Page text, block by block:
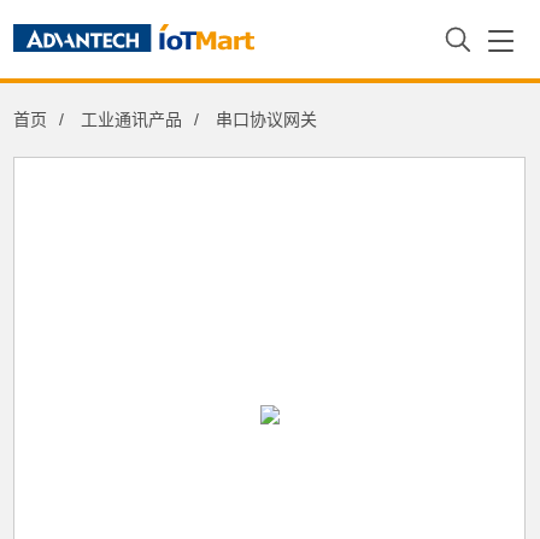
首页 工业通讯产品 串口协议网关